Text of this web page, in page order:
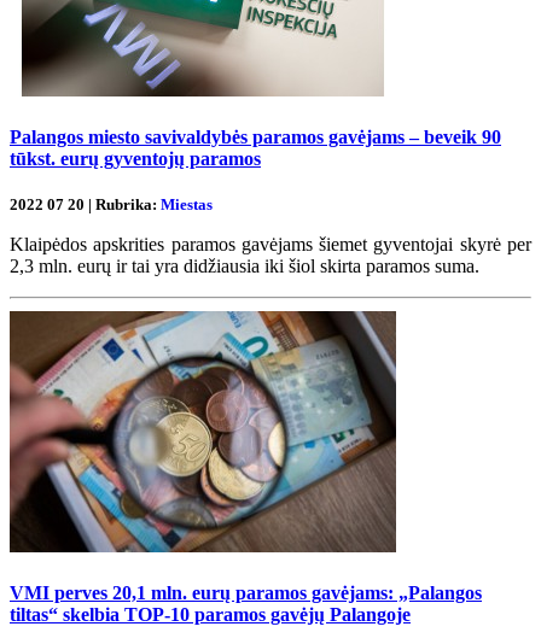
Palangos miesto savivaldybės paramos gavėjams – beveik 90
tūkst. eurų gyventojų paramos
2022 07 20 | Rubrika: Miestas
Klaipėdos apskrities paramos gavėjams šiemet gyventojai skyrė per
2,3 mln. eurų ir tai yra didžiausia iki šiol skirta paramos suma.
VMI perves 20,1 mln. eurų paramos gavėjams: „Palangos
tiltas“ skelbia TOP-10 paramos gavėjų Palangoje